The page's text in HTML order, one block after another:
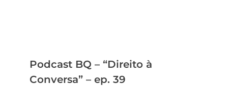
Podcast BQ – “Direito à
Conversa” – ep. 39